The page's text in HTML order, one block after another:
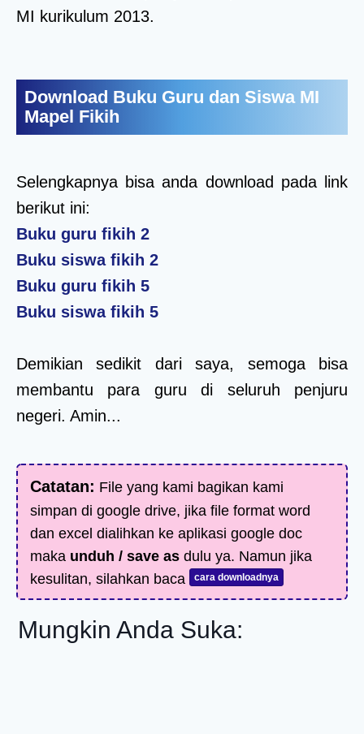
MI kurikulum 2013.
Download Buku Guru dan Siswa MI
Mapel Fikih
Selengkapnya bisa anda download pada link
berikut ini:
Buku guru fikih 2
Buku siswa fikih 2
Buku guru fikih 5
Buku siswa fikih 5
Demikian sedikit dari saya, semoga bisa
membantu para guru di seluruh penjuru
negeri. Amin...
Catatan: File yang kami bagikan kami
simpan di google drive, jika file format word
dan excel dialihkan ke aplikasi google doc
maka unduh / save as dulu ya. Namun jika
kesulitan, silahkan baca
cara downloadnya
Mungkin Anda Suka: